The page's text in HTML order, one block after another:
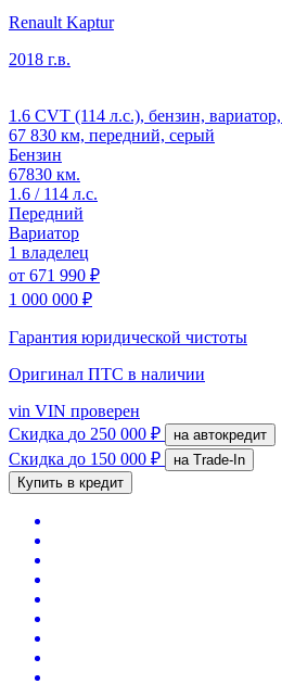
Renault Kaptur
2018 г.в.
1.6 CVT (114 л.с.), бензин,
67 830 км, передний, серый
Бензин
67830 км.
1.6 / 114 л.с.
Передний
Вариатор
1 владелец
от 671 990 ₽
1 000 000 ₽
Гарантия юридической чистоты
Оригинал ПТС в наличии
vin VIN проверен
Скидка до 250 000 ₽ на автокредит
Скидка до 150 000 ₽
на Trade-In
Купить в кредит